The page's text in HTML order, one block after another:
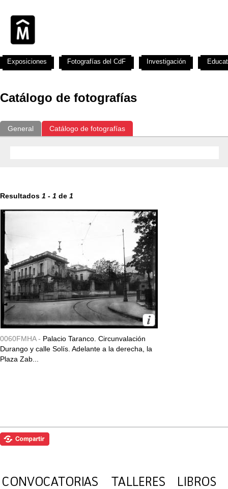
Catálogo de fotografías
General Catálogo de fotografías
Resultados 1 - 1 de 1
0060FMHA - Palacio Taranco. Circunvalación
Durango y calle Solís. Adelante a la derecha, la
Plaza Zab...
Exposiciones Fotografías del CdF Investigación